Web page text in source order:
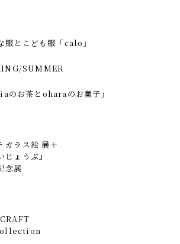
服とこども服「calo」
SUMMER
お茶とoharaのお菓子」
ガラス絵 展＋
ょうぶ』
念展